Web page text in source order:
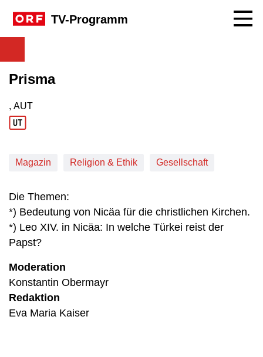
TV-Programm
Prisma
Produktionsland: AUT
, AUT
Magazin Religion & Ethik Gesellschaft
Die Themen:
*) Bedeutung von Nicäa für die christlichen Kirchen.
*) Leo XIV. in Nicäa: In welche Türkei reist der
Papst?
Moderation
Konstantin Obermayr
Redaktion
Eva Maria Kaiser